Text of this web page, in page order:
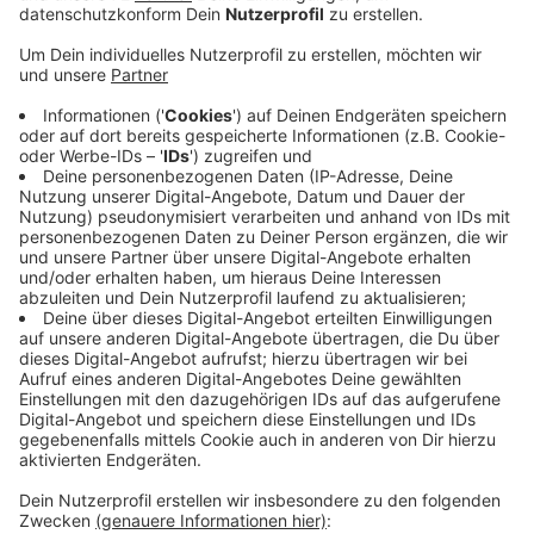
Anzeige
jetzt die Schulhausmeister mit klimafreundlichen E-
Lasten-Fahrrädern aus. Die Hausmeister der Schulen
sind viel unterwegs und kurze Strecken haben sie
bislang mit dem Auto zurückgelegt. Dank der acht
neuen E-Lastenräder verkleinert sich der
Dienstwagen-Fuhrpark der Stadt auf Dauer. Vor
wenigen Wochen haben bereits das Schulzentrum, die
Maria-Frieden-Schule, das Heriburg Gymnasium und die
Ludgerischule ein Lastenrad erhalten. Und jetzt sind
auch die Kreuzschule, die Lambertischule, die Martin
Luther-Schule und die Laurentiusschule ausgestattet.
Um die Räder zu kaufen, hat die Stadt Fördergeld aus
einem Mobilitäts-Programm des Landes bekommen.
Anzeige